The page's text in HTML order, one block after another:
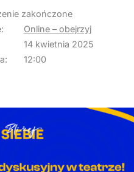
zakończone
Online – obejrzyj
14 kwietnia 2025
12:00